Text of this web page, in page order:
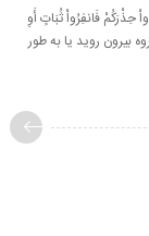
الَّذِينَ آمَنُواْ خُذُواْ حِذْرَكُمْ فَانفِرُواْ ثُبَاتٍ أَوِ
بيرون رويد يا به طور